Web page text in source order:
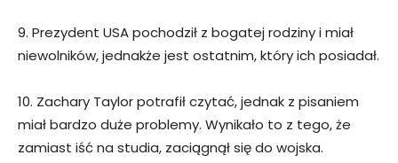
9. Prezydent USA pochodził z bogatej rodziny i miał
niewolników, jednakże jest ostatnim, który ich posiadał.
10. Zachary Taylor potrafił czytać, jednak z pisaniem
miał bardzo duże problemy. Wynikało to z tego, że
zamiast iść na studia, zaciągnął się do wojska.